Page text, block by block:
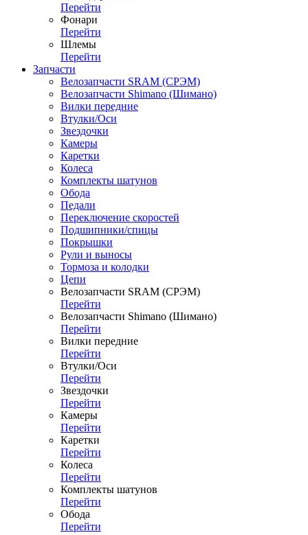
Перейти
Фонари
Перейти
Шлемы
Перейти
Запчасти
Велозапчасти SRAM (СРЭМ)
Велозапчасти Shimano (Шимано)
Вилки передние
Втулки/Оси
Звездочки
Камеры
Каретки
Колеса
Комплекты шатунов
Обода
Педали
Переключение скоростей
Подшипники/спицы
Покрышки
Рули и выносы
Тормоза и колодки
Цепи
Велозапчасти SRAM (СРЭМ)
Перейти
Велозапчасти Shimano (Шимано)
Перейти
Вилки передние
Перейти
Втулки/Оси
Перейти
Звездочки
Перейти
Камеры
Перейти
Каретки
Перейти
Колеса
Перейти
Комплекты шатунов
Перейти
Обода
Перейти